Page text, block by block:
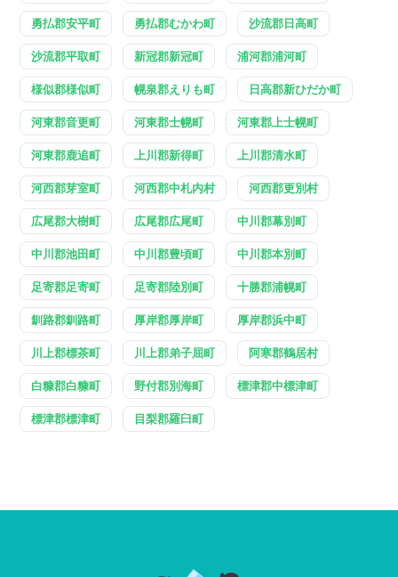
勇払郡安平町 勇払郡むかわ町 沙流郡日高町
沙流郡平取町 新冠郡新冠町 浦河郡浦河町
様似郡様似町 幌泉郡えりも町 日高郡新ひだか町
河東郡音更町 河東郡士幌町 河東郡上士幌町
河東郡鹿追町 上川郡新得町 上川郡清水町
河西郡芽室町 河西郡中札内村 河西郡更別村
広尾郡大樹町 広尾郡広尾町 中川郡幕別町
中川郡池田町 中川郡豊頃町 中川郡本別町
足寄郡足寄町 足寄郡陸別町 十勝郡浦幌町
釧路郡釧路町 厚岸郡厚岸町 厚岸郡浜中町
川上郡標茶町 川上郡弟子屈町 阿寒郡鶴居村
白糠郡白糠町 野付郡別海町 標津郡中標津町
標津郡標津町 目梨郡羅臼町